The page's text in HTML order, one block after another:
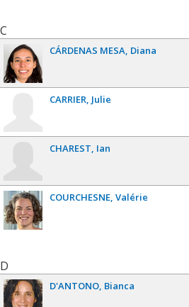
C
CÁRDENAS MESA Diana
CARRIER Julie
CHAREST Ian
COURCHESNE Valérie
D
D'ANTONO Bianca